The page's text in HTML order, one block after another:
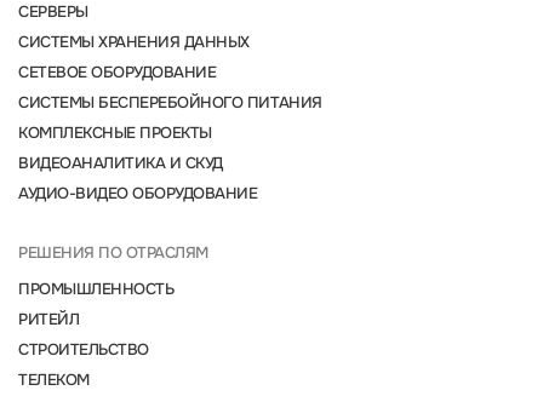
СЕРВЕРЫ
СИСТЕМЫ ХРАНЕНИЯ ДАННЫХ
СЕТЕВОЕ ОБОРУДОВАНИЕ
СИСТЕМЫ БЕСПЕРЕБОЙНОГО ПИТАНИЯ
КОМПЛЕКСНЫЕ ПРОЕКТЫ
ВИДЕОАНАЛИТИКА И СКУД
АУДИО-ВИДЕО ОБОРУДОВАНИЕ
РЕШЕНИЯ ПО ОТРАСЛЯМ
ПРОМЫШЛЕННОСТЬ
РИТЕЙЛ
СТРОИТЕЛЬСТВО
ТЕЛЕКОМ